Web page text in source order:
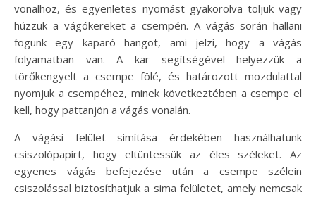
vonalhoz, és egyenletes nyomást gyakorolva toljuk vagy
húzzuk a vágókereket a csempén. A vágás során hallani
fogunk egy kaparó hangot, ami jelzi, hogy a vágás
folyamatban van. A kar segítségével helyezzük a
törőkengyelt a csempe fölé, és határozott mozdulattal
nyomjuk a csempéhez, minek következtében a csempe el
kell, hogy pattanjön a vágás vonalán.
A vágási felület simítása érdekében használhatunk
csiszolópapírt, hogy eltüntessük az éles széleket. Az
egyenes vágás befejezése után a csempe szélein
csiszolással biztosíthatjuk a sima felületet, amely nemcsak